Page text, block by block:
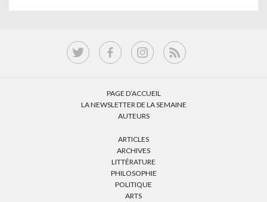
PAGE D’ACCUEIL
LA NEWSLETTER DE LA SEMAINE
AUTEURS
ARTICLES
ARCHIVES
LITTÉRATURE
PHILOSOPHIE
POLITIQUE
ARTS